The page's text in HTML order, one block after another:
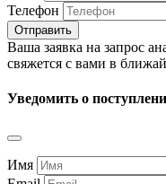
Телефон
Отправить
Ваша заявка на запрос
свяжется с вами в
Уведомить о
Имя